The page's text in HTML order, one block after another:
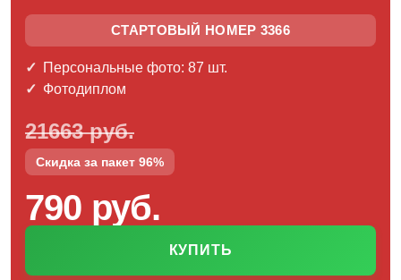
СТАРТОВЫЙ НОМЕР 3366
Персональные фото: 87 шт.
Фотодиплом
21663 руб.
Скидка за пакет 96%
790 руб.
КУПИТЬ